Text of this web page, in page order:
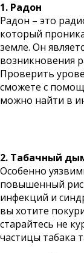
1. Радон
Радон – это
который
земле. Он
возникновения
Проверить
сможете с
можно найти в
2. Табачный
Особенно
повышенный
инфекций и
вы хотите
старайтесь не
частицы табака